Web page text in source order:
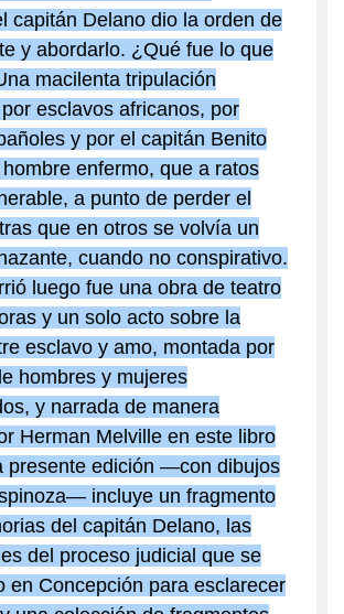
capitán Delano dio la orden de
y abordarlo. ¿Qué fue lo que
macilenta tripulación
esclavos africanos, por
y por el capitán Benito
enfermo, que a ratos
a punto de perder el
que en otros se volvía un
cuando no conspirativo.
luego fue una obra de teatro
y un solo acto sobre la
esclavo y amo, montada por
hombres y mujeres
y narrada de manera
Herman Melville en este libro
presente edición —con dibujos
incluye un fragmento
del capitán Delano, las
del proceso judicial que se
en Concepción para esclarecer